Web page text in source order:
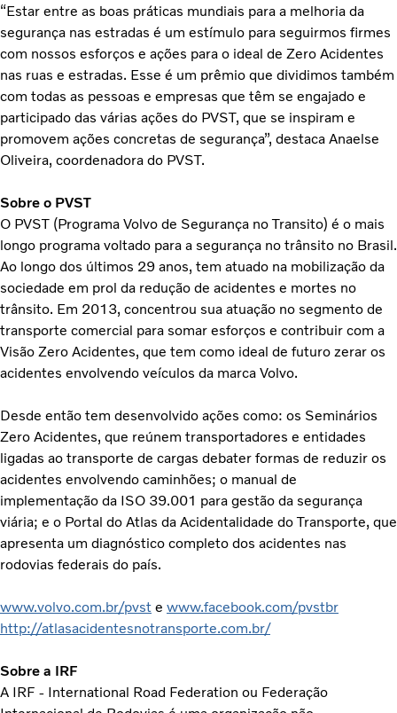
“Estar entre as boas práticas mundiais para a melhoria da
segurança nas estradas é um estímulo para seguirmos firmes
com nossos esforços e ações para o ideal de Zero Acidentes
nas ruas e estradas. Esse é um prêmio que dividimos também
com todas as pessoas e empresas que têm se engajado e
participado das várias ações do PVST, que se inspiram e
promovem ações concretas de segurança”, destaca Anaelse
Oliveira, coordenadora do PVST.
Sobre o PVST
O PVST (Programa Volvo de Segurança no Transito) é o mais
longo programa voltado para a segurança no trânsito no Brasil.
Ao longo dos últimos 29 anos, tem atuado na mobilização da
sociedade em prol da redução de acidentes e mortes no
trânsito. Em 2013, concentrou sua atuação no segmento de
transporte comercial para somar esforços e contribuir com a
Visão Zero Acidentes, que tem como ideal de futuro zerar os
acidentes envolvendo veículos da marca Volvo.
Desde então tem desenvolvido ações como: os Seminários
Zero Acidentes, que reúnem transportadores e entidades
ligadas ao transporte de cargas debater formas de reduzir os
acidentes envolvendo caminhões; o manual de
implementação da ISO 39.001 para gestão da segurança
viária; e o Portal do Atlas da Acidentalidade do Transporte, que
apresenta um diagnóstico completo dos acidentes nas
rodovias federais do país.
www.volvo.com.br/pvst e www.facebook.com/pvstbr
http://atlasacidentesnotransporte.com.br/
Sobre a IRF
A IRF - International Road Federation ou Federação